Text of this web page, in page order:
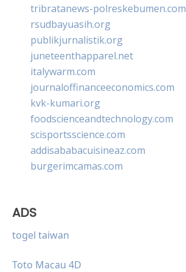
tribratanews-polreskebumen.com
rsudbayuasih.org
publikjurnalistik.org
juneteenthapparel.net
italywarm.com
journaloffinanceeconomics.com
kvk-kumari.org
foodscienceandtechnology.com
scisportsscience.com
addisababacuisineaz.com
burgerimcamas.com
ADS
togel taiwan
Toto Macau 4D